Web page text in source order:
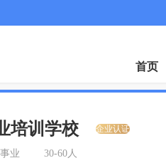
首页
培训学校 企业认证
业 30-60人